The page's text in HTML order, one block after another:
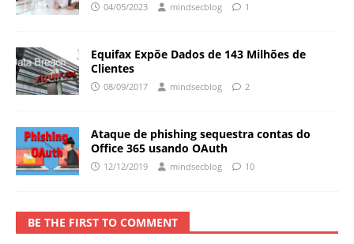
04/05/2023 mindsecblog 1
Equifax Expõe Dados de 143 Milhões de
Clientes
08/09/2017 mindsecblog 2
Ataque de phishing sequestra contas do
Office 365 usando OAuth
12/12/2019 mindsecblog 10
BE THE FIRST TO COMMENT